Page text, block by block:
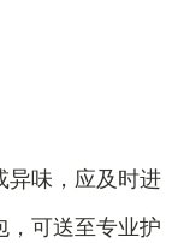
异味，应及时进
，可送至专业护